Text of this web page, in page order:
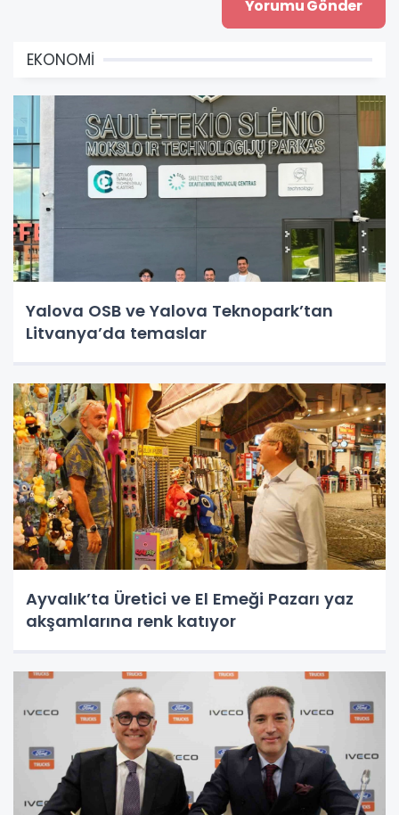
EKONOMİ
Yalova OSB ve Yalova Teknopark’tan
Litvanya’da temaslar
Ayvalık’ta Üretici ve El Emeği Pazarı yaz
akşamlarına renk katıyor